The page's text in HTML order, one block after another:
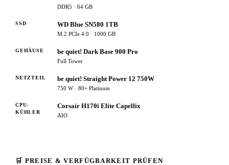
DDR5 · 64 GB
SSD WD Blue SN580 1TB
M.2 PCIe 4.0 · 1000 GB
GEHÄUSE be quiet! Dark Base 900 Pro
Full Tower
NETZTEIL be quiet! Straight Power 12 750W
750 W · 80+ Platinum
CPU-
KÜHLER
Corsair H170i Elite Capellix
AIO
🛒 PREISE & VERFÜGBARKEIT PRÜFEN